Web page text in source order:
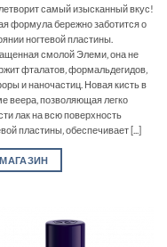
самый изысканный вкус!
формула бережно заботится о
ногтевой пластины.
смолой Элеми‚ она не
фталатов‚ формальдегидов‚
и наночастиц. Новая кисть в
веера‚ позволяющая легко
лак на всю поверхность
пластины‚ обеспечивает [...]